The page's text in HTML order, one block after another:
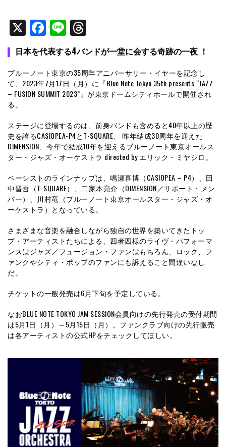
X Facebook
Line
日本を代表する4バンドが一堂に会する奇跡の一夜 ！
ブルーノート東京の35周年アニバーサリー・イヤーを記念し
て、2023年7月17日（月）に『Blue Note Tokyo 35th presents “JAZZ
– FUSION SUMMIT 2023”』が東京ドームシティホールで開催され
る。
ステージに登場するのは、前身バンドも含めると40年以上の歴
史を誇るCASIOPEA-P4とT-SQUARE、 昨年結成30周年を迎えた
DIMENSION、今年で結成10年を迎えるブルーノート東京オールス
ター・ジャズ・オーケストラ directed by エリック・ミヤシロ。
ベーシストのラインナップは、鳴瀬喜博（CASIOPEA – P4）、田
中晋吾（T-SQUARE）、二家本亮介（DIMENSION／サポート・メン
バー）、川村竜（ブルーノート東京オールスター・ジャズ・オ
ーケストラ）となっている。
さまざまな音楽を融合しながら独自の世界を築いてきたトッ
プ・アーティストたちによる、四者四様のライヴ・パフォーマ
ンスはジャズ／フュージョン・ファンはもちろん、ロック、フ
ァンクやシティ・ポップのファンにも訴えること間違いなし
だ。
チケットの一般発売は6月下旬を予定している。
なおBLUE NOTE TOKYO JAM SESSION会員向けの先行発売の受付期間
は5月1日（月）～5月15日（月）。ファンクラブ向けの先行販売
は各アーティストの公式HPをチェックしてほしい。